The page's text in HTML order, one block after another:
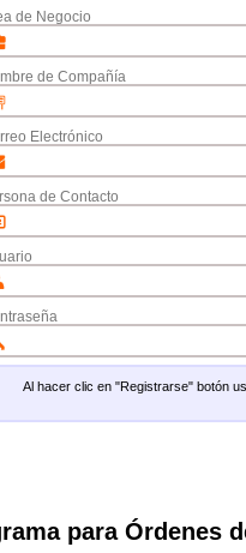
de Negocio
de Compañía
Electrónico
de Contacto
Al hacer clic en "Registrarse" botón
para Órdenes